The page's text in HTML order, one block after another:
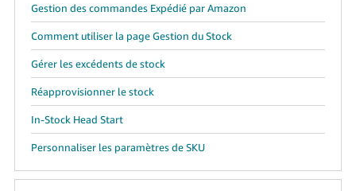
Gestion des commandes Expédié par Amazon
Comment utiliser la page Gestion du Stock
Gérer les excédents de stock
Réapprovisionner le stock
In-Stock Head Start
Personnaliser les paramètres de SKU